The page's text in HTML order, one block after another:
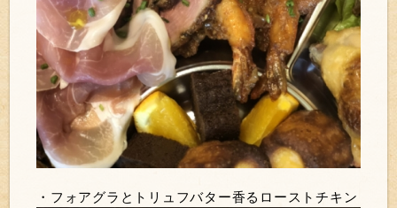
・フォアグラとトリュフバター香るローストチキン